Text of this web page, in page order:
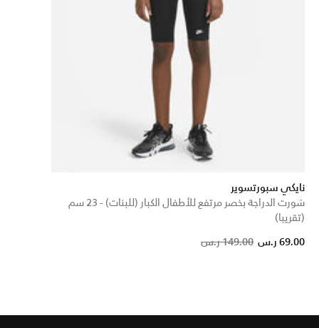
نايكي سبورتسوير
شورت الدراجة بخصر مرتفع للأطفال الكبار (للبنات) - 23 سم
(تقريبا)
Price reduced from
149.00 ر.س 69.00 ر.س